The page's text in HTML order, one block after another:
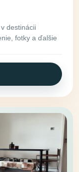
destinácii
fotky a ďalšie